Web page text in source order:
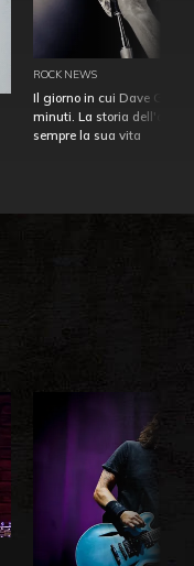
ROCK NEWS
Il giorno in cui Dave
minuti. La storia
sempre la sua vita